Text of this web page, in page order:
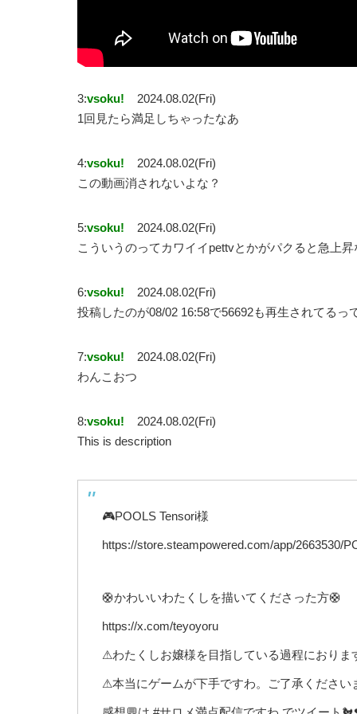
3:vsoku!
2024.08.02(Fri)
1回見たら満足しちゃったなあ
4:vsoku!
2024.08.02(Fri)
この動画消されないよな？
5:vsoku!
2024.08.02(Fri)
こういうのってカワイイpettvとかがパクると急上昇
6:vsoku!
2024.08.02(Fri)
投稿したのが08/02 16:58で56692も再生されてるっ
7:vsoku!
2024.08.02(Fri)
わんこおつ
8:vsoku!
2024.08.02(Fri)
This is description
🎮POOLS Tensori様
https://store.steampowered.com/app/2663530/
🛟かわいいわたくしを描いてくださった方🛟
https://x.com/teyoyoru
⚠わたくしお嬢様を目指している過程におりま
⚠本当にゲームが下手ですわ。ご了承ください